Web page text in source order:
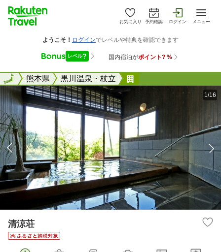
お気に入り 予約確認 ログイン メニュー
全国熊本県 黒川温泉・杖立
全国
1/16
清涼荘